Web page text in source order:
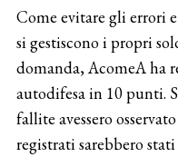
Come evitare gli errori
si gestiscono i propri
domanda, AcomeA ha
autodifesa in 10 punti.
fallite avessero
registrati sarebbero